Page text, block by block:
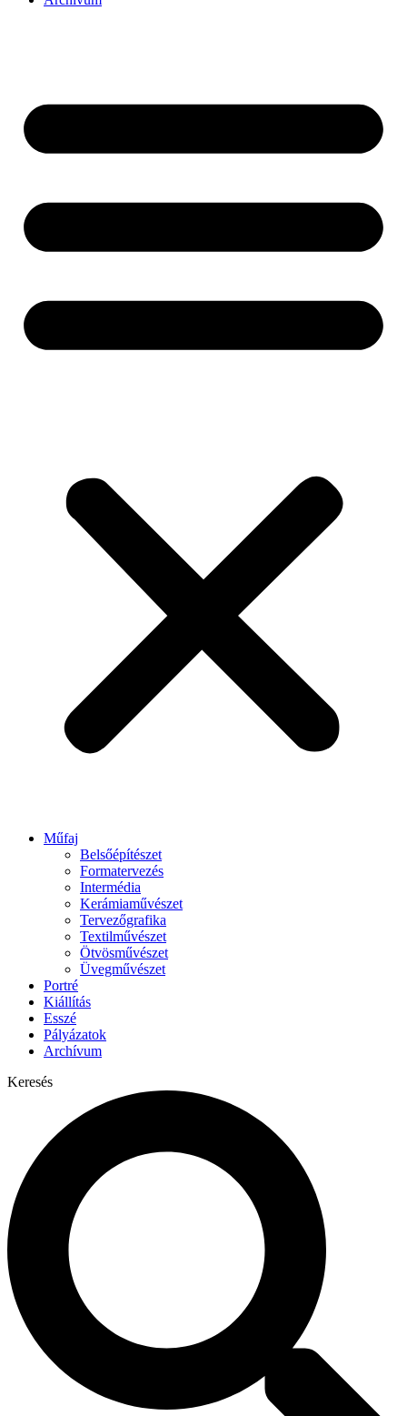
Műfaj
Belsőépítészet
Formatervezés
Intermédia
Kerámiaművészet
Tervezőgrafika
Textilművészet
Ötvösművészet
Üvegművészet
Portré
Kiállítás
Esszé
Pályázatok
Archívum
Keresés